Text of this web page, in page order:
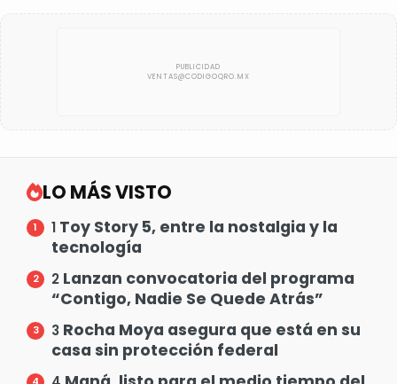
LO MÁS VISTO
1 Toy Story 5, entre la nostalgia y la
tecnología
2 Lanzan convocatoria del programa
“Contigo, Nadie Se Quede Atrás”
3 Rocha Moya asegura que está en su
casa sin protección federal